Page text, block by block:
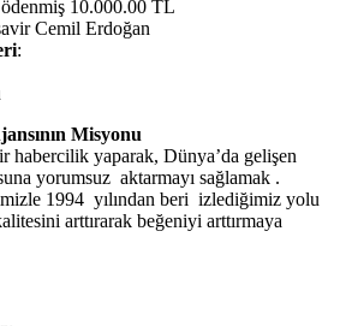
ödenmiş 10.000.00 TL
Cemil Erdoğan
:
Misyonu
habercilik yaparak, Dünya’da gelişen
yorumsuz aktarmayı sağlamak .
1994 yılından beri izlediğimiz yolu
arttırarak beğeniyi arttırmaya